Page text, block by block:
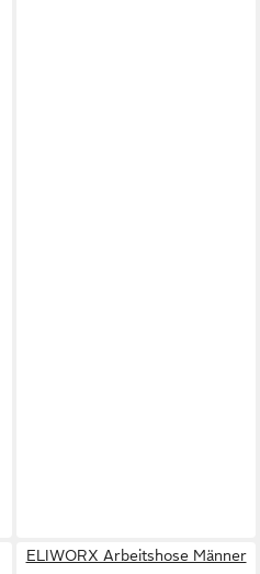
ELIWORX Arbeitshose Männer